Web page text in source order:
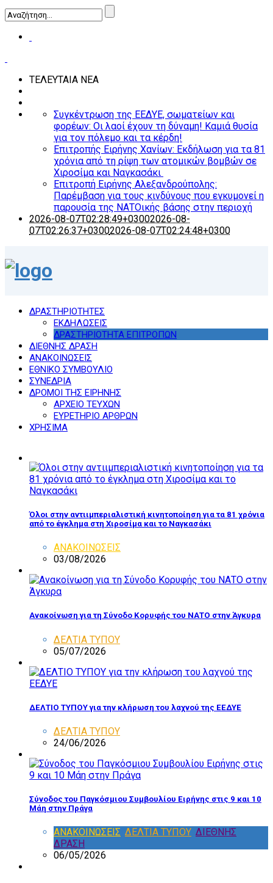
ΤΕΛΕΥΤΑΙΑ ΝΕΑ
Συγκέντρωση της ΕΕΔΥΕ, σωματείων και
φορέων: Οι λαοί έχουν τη δύναμη! Καμιά θυσία
για τον πόλεμο και τα κέρδη!
Επιτροπής Ειρήνης Χανίων: Εκδήλωση για τα 81
χρόνια από τη ρίψη των ατομικών βομβών σε
Χιροσίμα και Ναγκασάκι
Επιτροπή Ειρήνης Αλεξανδρούπολης:
Παρέμβαση για τους κινδύνους που εγκυμονεί η
παρουσία της ΝΑΤΟικής βάσης στην περιοχή
2026-08-07T02:28:49+03002026-08-
07T02:26:37+03002026-08-07T02:24:48+0300
ΔΡΑΣΤΗΡΙΟΤΗΤΕΣ
ΕΚΔΗΛΩΣΕΙΣ
ΔΡΑΣΤΗΡΙΟΤΗΤΑ ΕΠΙΤΡΟΠΩΝ
ΔΙΕΘΝΗΣ ΔΡΑΣΗ
ΑΝΑΚΟΙΝΩΣΕΙΣ
ΕΘΝΙΚΟ ΣΥΜΒΟΥΛΙΟ
ΣΥΝΕΔΡΙΑ
ΔΡΟΜΟΙ ΤΗΣ ΕΙΡΗΝΗΣ
ΑΡΧΕΙΟ ΤΕΥΧΩΝ
ΕΥΡΕΤΗΡΙΟ ΑΡΘΡΩΝ
ΧΡΗΣΙΜΑ
Όλοι στην αντιιμπεριαλιστική κινητοποίηση για τα 81 χρόνια
από το έγκλημα στη Χιροσίμα και το Ναγκασάκι
ΑΝΑΚΟΙΝΩΣΕΙΣ
03/08/2026
Ανακοίνωση για τη Σύνοδο Κορυφής του ΝΑΤΟ στην Άγκυρα
ΔΕΛΤΙΑ ΤΥΠΟΥ
05/07/2026
ΔΕΛΤΙΟ ΤΥΠΟΥ για την κλήρωση του λαχνού της ΕΕΔΥΕ
ΔΕΛΤΙΑ ΤΥΠΟΥ
24/06/2026
Σύνοδος του Παγκόσμιου Συμβουλίου Ειρήνης στις 9 και 10
Μάη στην Πράγα
ΑΝΑΚΟΙΝΩΣΕΙΣ ΔΕΛΤΙΑ ΤΥΠΟΥ ΔΙΕΘΝΗΣ
ΔΡΑΣΗ
06/05/2026